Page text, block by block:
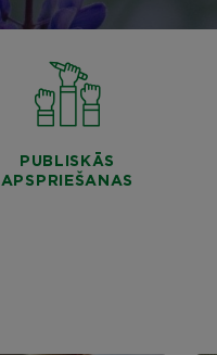
PUBLISKĀS
APSPRIEŠANAS